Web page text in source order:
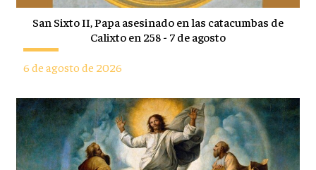
San Sixto II, Papa asesinado en las catacumbas de
Calixto en 258 - 7 de agosto
6 de agosto de 2026